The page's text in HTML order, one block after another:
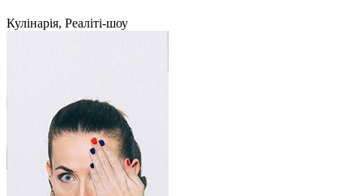
Кулінарія, Реаліті-шоу